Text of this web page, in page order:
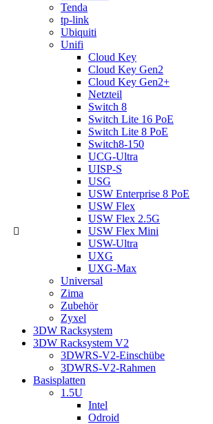
Tenda
tp-link
Ubiquiti
Unifi
Cloud Key
Cloud Key Gen2
Cloud Key Gen2+
Netzteil
Switch 8
Switch Lite 16 PoE
Switch Lite 8 PoE
Switch8-150
UCG-Ultra
UISP-S
USG
USW Enterprise 8 PoE
USW Flex
USW Flex 2.5G
USW Flex Mini
USW-Ultra
UXG
UXG-Max
Universal
Zima
Zubehör
Zyxel
3DW Racksystem
3DW Racksystem V2
3DWRS-V2-Einschübe
3DWRS-V2-Rahmen
Basisplatten
1.5U
Intel
Odroid